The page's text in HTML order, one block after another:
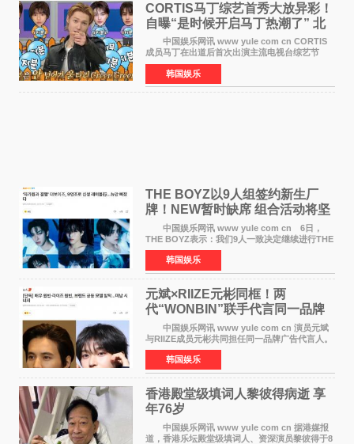
CORTIS马丁综艺首秀大放异彩！
自曝“是时候开启马丁热潮了” 北
美巡演火热进行中
中国娱乐网讯 www yule com cn CORTIS
成员马丁在出道后首次出演主流电视台综艺节
目，展现了多才多艺的魅力。 马丁出演了5日
播出的MBC《Radio Star》Fashion与Passion
之间，I&lsquo;m
韩国娱乐
THE BOYZ以9人组签约新生厂
牌！NEW暂时缺席 组合活动将坚
定不移继续
中国娱乐网讯 www yule com cn 6日，
THE BOYZ表示：我们9人一致决定继续进行THE
BOYZ组合活动，并且已经完成了组合团体活动
签约。目前正在新生厂牌下进行活动准备。尚未
离开THE BOYZ原所
韩国娱乐
元斌×RIIZE元彬同框！两
代“WONBIN”联手代言同一品牌
颜值天花板合体
中国娱乐网讯 www yule com cn 演员元斌
与RIIZE成员元彬共同担任同一品牌广告代言人。
6日据独家报道，继演员元斌之后，RIIZE元彬最
近也被选为某在线中介平台A公司的共同广告代言
人，两人将作
韩国娱乐
香港殿堂级填词人黎彼得病逝 享
年76岁​
中国娱乐网讯 www yule com cn 据港媒报
道，香港乐坛殿堂级填词人、资深演员黎彼得于8